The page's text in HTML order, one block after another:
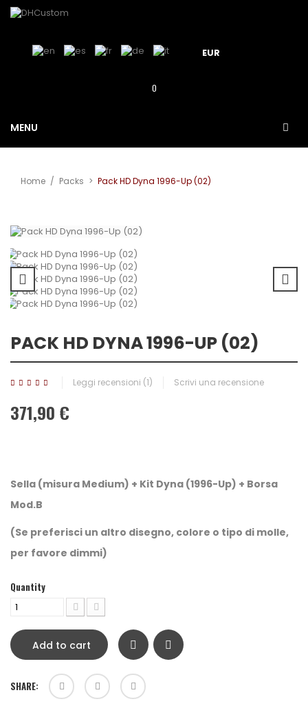
EUR
0
MENU
Home / Packs > Pack HD Dyna 1996-Up (02)
PACK HD DYNA 1996-UP (02)
Leggi recensioni (1) Scrivi una recensione
371,90 €
Sella (misura Medium) + Kit Dyna (1996-Up) + Borsa
Mod.B
(Se preferisci un altro disegno, colore o tipo di molle,
per favore dimmi)
Quantity
Add to cart
SHARE: